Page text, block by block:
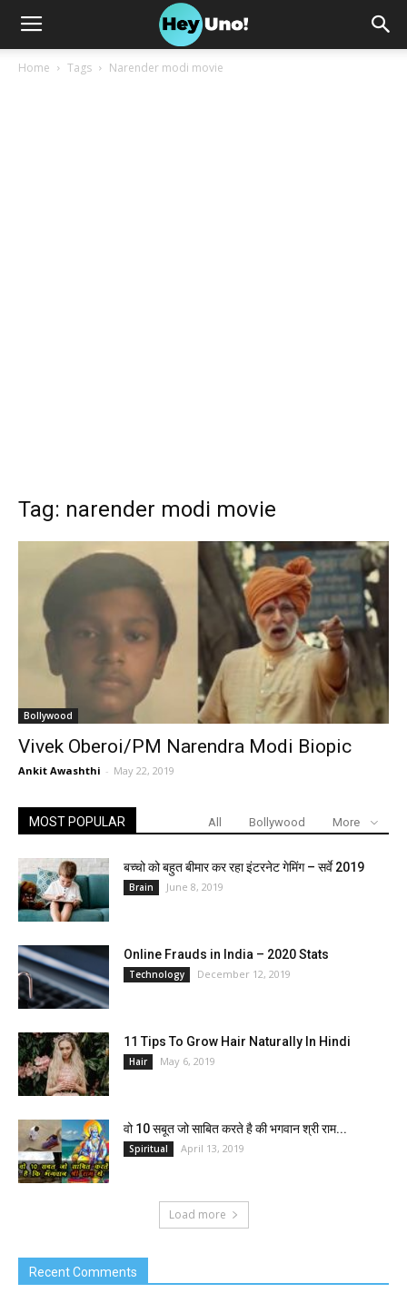
Home Tags Narender modi movie
Tag: narender modi movie
Bollywood
Vivek Oberoi/PM Narendra Modi Biopic
Ankit Awashthi - May 22, 2019
MOST POPULAR All Bollywood More
बच्चो को बहुत बीमार कर रहा इंटरनेट गेमिंग – सर्वे 2019
Brain June 8, 2019
Online Frauds in India – 2020 Stats
Technology December 12, 2019
11 Tips To Grow Hair Naturally In Hindi
Hair May 6, 2019
वो 10 सबूत जो साबित करते है की भगवान श्री राम...
Spiritual April 13, 2019
Load more
Recent Comments